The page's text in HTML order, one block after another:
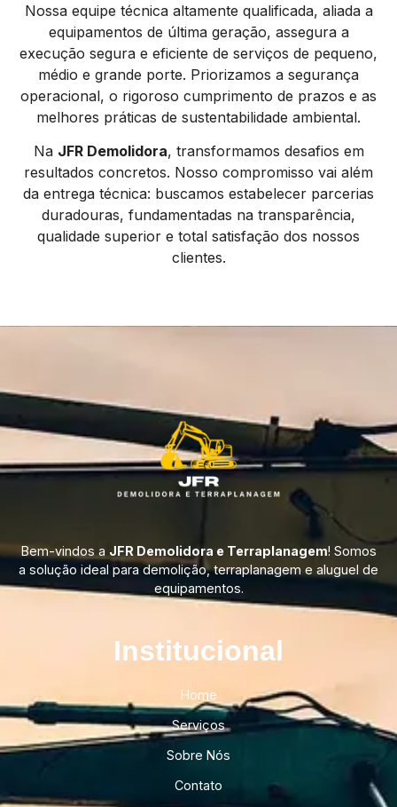
Nossa equipe técnica altamente qualificada, aliada a
equipamentos de última geração, assegura a
execução segura e eficiente de serviços de pequeno,
médio e grande porte. Priorizamos a segurança
operacional, o rigoroso cumprimento de prazos e as
melhores práticas de sustentabilidade ambiental.
Na JFR Demolidora, transformamos desafios em
resultados concretos. Nosso compromisso vai além
da entrega técnica: buscamos estabelecer parcerias
duradouras, fundamentadas na transparência,
qualidade superior e total satisfação dos nossos
clientes.
Bem-vindos a JFR Demolidora e Terraplanagem! Somos
a solução ideal para demolição, terraplanagem e aluguel de
equipamentos.
Institucional​
Home
Serviços
Sobre Nós
Contato